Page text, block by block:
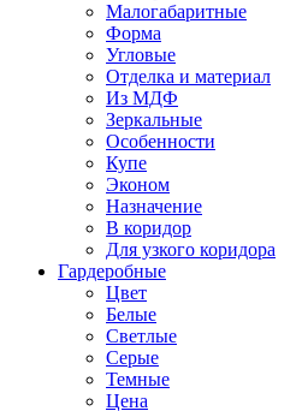
Малогабаритные
Форма
Угловые
Отделка и материал
Из МДФ
Зеркальные
Особенности
Купе
Эконом
Назначение
В коридор
Для узкого коридора
Гардеробные
Цвет
Белые
Светлые
Серые
Темные
Цена